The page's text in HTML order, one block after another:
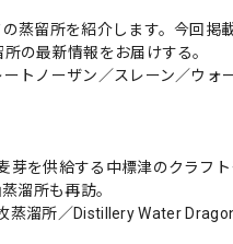
蒸留所を紹介します。今回
の最新情報をお届けする。
トノーザン／スレーン／ウォ
を供給する中標津のクラフ
溜所も再訪。
蒸溜所／Distillery Water